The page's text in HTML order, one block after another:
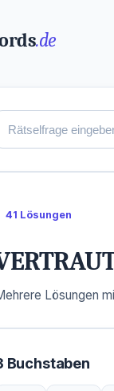
.de
41 Lösungen
Lösungen
Buchstaben